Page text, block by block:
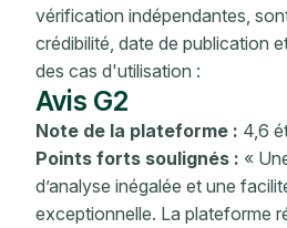
vérification indépendantes,
crédibilité, date de publication
des cas d'utilisation :
Avis G2
Note de la plateforme : 4,6
Points forts soulignés : «
d’analyse inégalée et une
exceptionnelle. La plateforme